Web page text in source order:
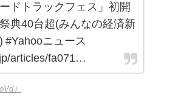
ドトラックフェス」初開
典40台超(みんなの経済新
#Yahooニュース
articles/fa071…
）